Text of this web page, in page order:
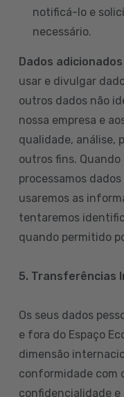
notificá-lo e
necessário.
Dados
usar e divulgar
outros dados não
nossa empresa e
qualidade, análise,
outros fins.
processamos
usaremos as
tentaremos
quando permitido
5. Transferências
Os seus dados
e fora do Espaço
dimensão
conformidade com
confidencialidade e